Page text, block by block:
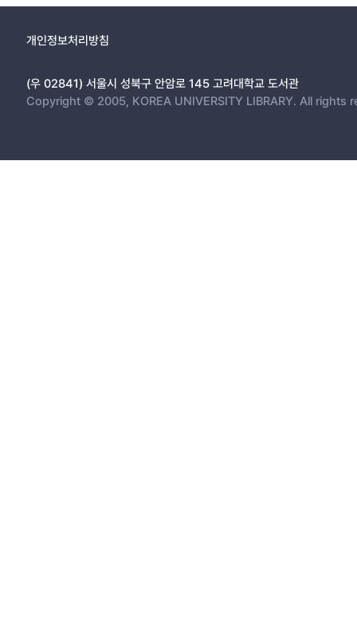
개인정보처리방침
(우 02841) 서울시 성북구 안암로 145 고려대학교 도서관
Copyright © 2005, KOREA UNIVERSITY LIBRARY. All rights